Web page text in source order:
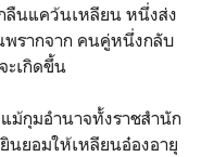
ลืนแคว้นเหลียน หนึ่งส่ง
รากจาก คนคู่หนึ่งกลับ
ะเกิดขึ้น
ม้กุมอำนาจทั้งราชสำนัก
นยอมให้เหลียนอ๋องอายุ